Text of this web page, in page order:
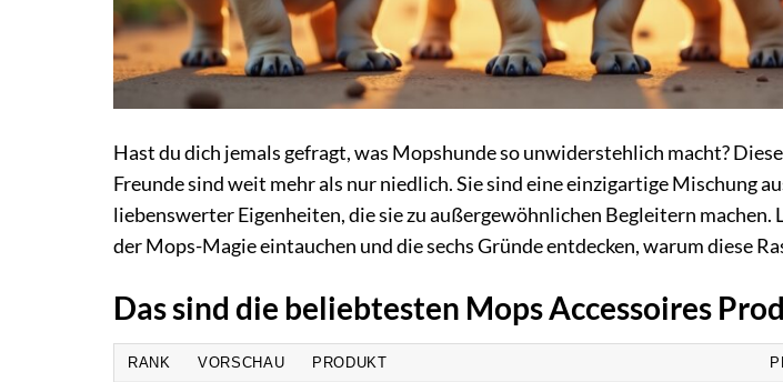
Hast du dich jemals gefragt, was Mopshunde so unwiderstehlich macht?
Freunde sind weit mehr als nur niedlich. Sie sind eine einzigartige Mischung
liebenswerter Eigenheiten, die sie zu außergewöhnlichen Begleitern machen.
der Mops-Magie eintauchen und die sechs Gründe entdecken, warum diese
Das sind die beliebtesten Mops Accessoires
RANK VORSCHAU PRODUKT